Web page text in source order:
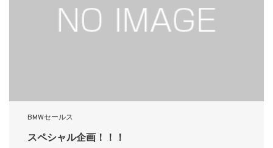
BMWセールス
スペシャル企画！！！